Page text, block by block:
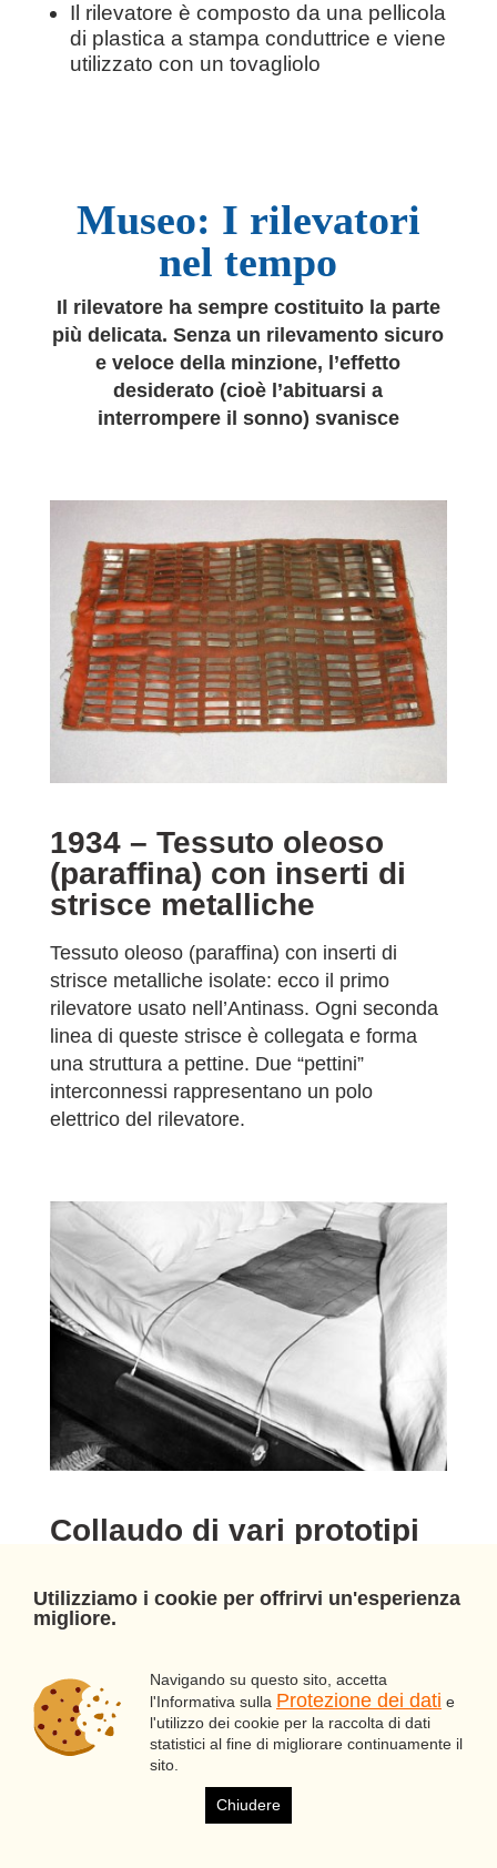
Il rilevatore è composto da una pellicola
di plastica a stampa conduttrice e viene
utilizzato con un tovagliolo
Museo: I rilevatori
nel tempo
Il rilevatore ha sempre costituito la parte
più delicata. Senza un rilevamento sicuro
e veloce della minzione, l’effetto
desiderato (cioè l’abituarsi a
interrompere il sonno) svanisce
1934 – Tessuto oleoso
(paraffina) con inserti di
strisce metalliche
Tessuto oleoso (paraffina) con inserti di
strisce metalliche isolate: ecco il primo
rilevatore usato nell’Antinass. Ogni seconda
linea di queste strisce è collegata e forma
una struttura a pettine. Due “pettini”
interconnessi rappresentano un polo
elettrico del rilevatore.
Collaudo di vari prototipi
Questo avrebbero potuto contenere le
batterie rotonde e i circuiti elettrici ed essere
Utilizziamo i cookie per offrirvi un'esperienza
migliore.
Navigando su questo sito, accetta
l'Informativa sulla Protezione dei dati e
l'utilizzo dei cookie per la raccolta di dati
statistici al fine di migliorare continuamente il
sito.
Chiudere